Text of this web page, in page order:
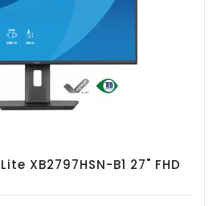
XB2797HSN-B1 27" FHD